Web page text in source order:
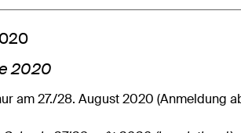
2020
am 27./28. August 2020 (Anmeldung